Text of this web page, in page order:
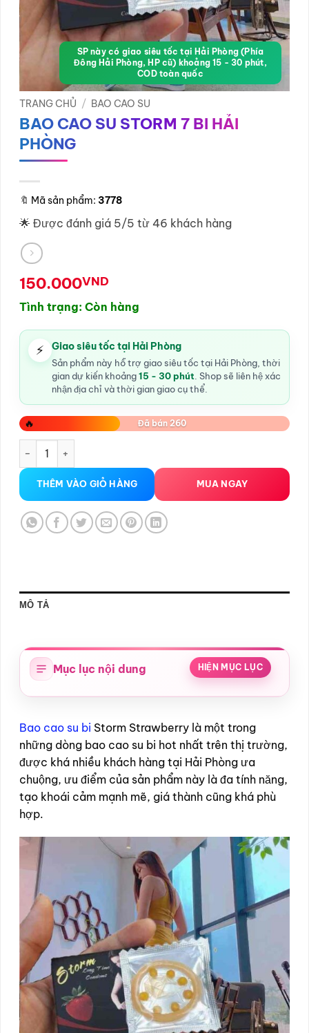
SP này có giao siêu tốc tại Hải Phòng (Phía
Đông Hải Phòng, HP cũ) khoảng 15 - 30 phút,
COD toàn quốc
TRANG CHỦ / BAO CAO SU
BAO CAO SU STORM 7 BI HẢI
PHÒNG
🔖 Mã sản phẩm: 3778
🌟 Được đánh giá 5/5 từ 46 khách hàng
150.000VND
Tình trạng: Còn hàng
⚡ Giao siêu tốc tại Hải Phòng
Sản phẩm này hỗ trợ giao siêu tốc tại Hải Phòng, thời
gian dự kiến khoảng15 - 30 phút. Shop sẽ liên hệ xác
nhận địa chỉ và thời gian giao cụ thể.
🔥 Đã bán 260
BAO CAO SU STORM 7 BI HẢI PHÒNG số lượng
THÊM VÀO GIỎ HÀNG MUA NGAY
MÔ TẢ
Mục lục nội dung HIỆN MỤC LỤC
Bao cao su bi Storm Strawberry là một trong
những dòng bao cao su bi hot nhất trên thị trường,
được khá nhiều khách hàng tại Hải Phòng ưa
chuộng, ưu điểm của sản phẩm này là đa tính năng,
tạo khoái cảm mạnh mẽ, giá thành cũng khá phù
hợp.